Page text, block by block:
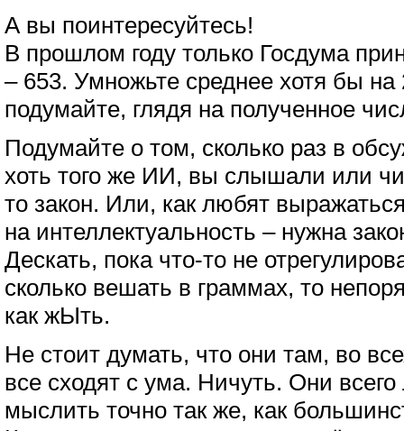
А вы поинтересуйтесь!
В прошлом году только Госдума
– 653. Умножьте среднее хотя бы на
подумайте, глядя на полученное
Подумайте о том, сколько раз в
хоть того же ИИ, вы слышали или
то закон. Или, как любят
на интеллектуальность – нужна
Дескать, пока что-то не
сколько вешать в граммах, то
как жЫть.
Не стоит думать, что они там, во
все сходят с ума. Ничуть. Они
мыслить точно так же, как